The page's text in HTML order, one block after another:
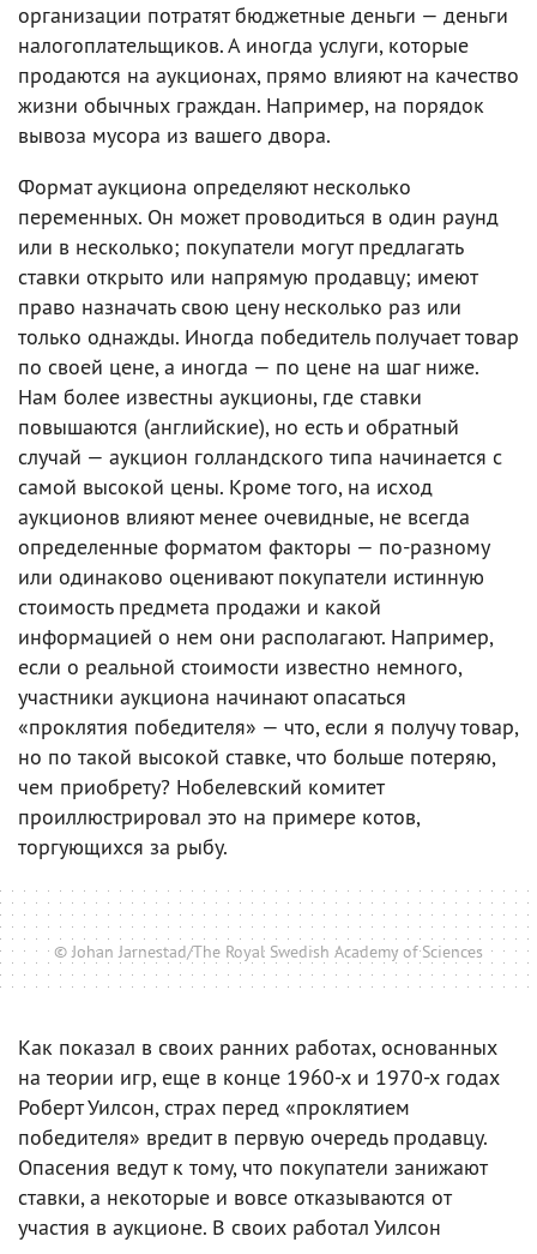
организации потратят бюджетные деньги — деньги
налогоплательщиков. А иногда услуги, которые
продаются на аукционах, прямо влияют на качество
жизни обычных граждан. Например, на порядок
вывоза мусора из вашего двора.
Формат аукциона определяют несколько
переменных. Он может проводиться в один раунд
или в несколько; покупатели могут предлагать
ставки открыто или напрямую продавцу; имеют
право назначать свою цену несколько раз или
только однажды. Иногда победитель получает товар
по своей цене, а иногда — по цене на шаг ниже.
Нам более известны аукционы, где ставки
повышаются (английские), но есть и обратный
случай — аукцион голландского типа начинается с
самой высокой цены. Кроме того, на исход
аукционов влияют менее очевидные, не всегда
определенные форматом факторы — по-разному
или одинаково оценивают покупатели истинную
стоимость предмета продажи и какой
информацией о нем они располагают. Например,
если о реальной стоимости известно немного,
участники аукциона начинают опасаться
«проклятия победителя» — что, если я получу товар,
но по такой высокой ставке, что больше потеряю,
чем приобрету? Нобелевский комитет
проиллюстрировал это на примере котов,
торгующихся за рыбу.
© Johan Jarnestad/The Royal Swedish Academy of Sciences
Как показал в своих ранних работах, основанных
на теории игр, еще в конце 1960-х и 1970-х годах
Роберт Уилсон, страх перед «проклятием
победителя» вредит в первую очередь продавцу.
Опасения ведут к тому, что покупатели занижают
ставки, а некоторые и вовсе отказываются от
участия в аукционе. В своих работал Уилсон